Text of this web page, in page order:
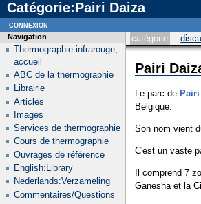
Catégorie:Pairi Daiza
catégorie
Pairi
Le parc de
Belgique.
Son nom vient
C'est un vaste
Il comprend 7
Ganesha et la
Navigation
Thermographie infrarouge,
accueil
ABC de la thermographie
Librairie
Articles
Images
Services de thermographie
Cours de thermographie
Ouvrages de référence
English:Library
Nederlands:Verzameling
Commentaires/Questions
connexion